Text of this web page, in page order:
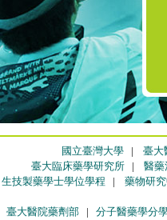
國立臺灣大學 | 臺大
臺大臨床藥學研究所 | 醫藥
生技製藥學士學位學程 | 藥物研
臺大醫院藥劑部 | 分子醫藥學分